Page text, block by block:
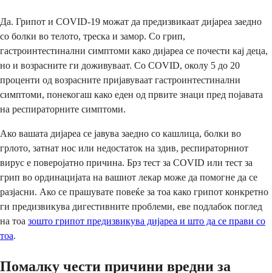
Да. Грипот и COVID-19 можат да предизвикаат дијареа заедно
со болки во телото, треска и замор. Со грип,
гастроинтестинални симптоми како дијареа се почести кај деца,
но и возрасните ги доживуваат. Со COVID, околу 5 до 20
проценти од возрасните пријавуваат гастроинтестинални
симптоми, понекогаш како еден од првите знаци пред појавата
на респираторните симптоми.
Ако вашата дијареа се јавува заедно со кашлица, болки во
грлото, затнат нос или недостаток на здив, респираторниот
вирус е поверојатно причина. Брз тест за COVID или тест за
грип во ординацијата на вашиот лекар може да помогне да се
разјасни. Ако се прашувате повеќе за тоа како грипот конкретно
ги предизвикува дигестивните проблеми, еве подлабок поглед
на тоа зошто грипот предизвикува дијареа и што да се прави со
тоа.
Помалку чести причини вредни за